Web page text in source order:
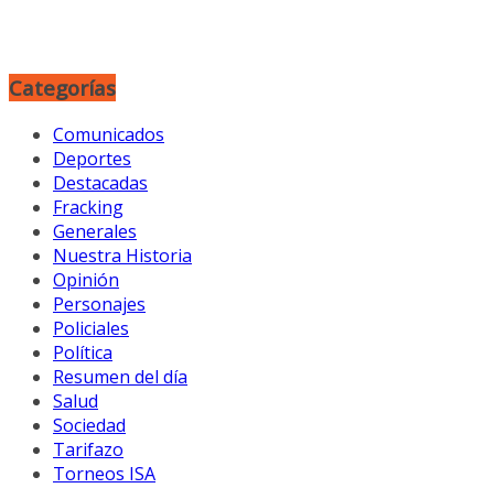
Categorías
Comunicados
Deportes
Destacadas
Fracking
Generales
Nuestra Historia
Opinión
Personajes
Policiales
Política
Resumen del día
Salud
Sociedad
Tarifazo
Torneos ISA